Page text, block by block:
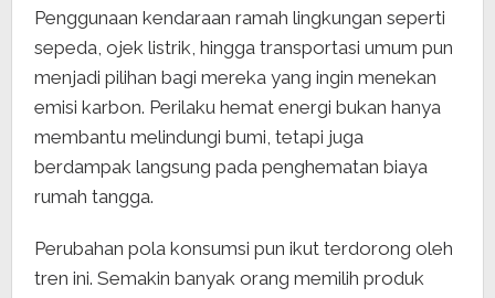
Penggunaan kendaraan ramah lingkungan seperti
sepeda, ojek listrik, hingga transportasi umum pun
menjadi pilihan bagi mereka yang ingin menekan
emisi karbon. Perilaku hemat energi bukan hanya
membantu melindungi bumi, tetapi juga
berdampak langsung pada penghematan biaya
rumah tangga.
Perubahan pola konsumsi pun ikut terdorong oleh
tren ini. Semakin banyak orang memilih produk